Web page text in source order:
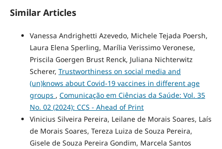
Similar Articles
Vanessa Andrighetti Azevedo, Michele Tejada Poersh,
Laura Elena Sperling, Marília Verissimo Veronese,
Priscila Goergen Brust Renck, Juliana Nichterwitz
Scherer, Trustworthiness on social media and
(un)knows about Covid-19 vaccines in different age
groups , Comunicação em Ciências da Saúde: Vol. 35
No. 02 (2024): CCS - Ahead of Print
Vinicius Silveira Pereira, Leilane de Morais Soares, Laís
de Morais Soares, Tereza Luiza de Souza Pereira,
Gisele de Souza Pereira Gondim, Marcela Santos